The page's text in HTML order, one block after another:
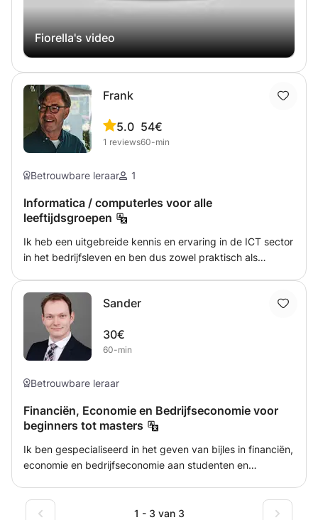
Fiorella's video
Frank
5.0
1 reviews
54€
60-min
Betrouwbare leraar 1
Informatica / computerles voor alle
leeftijdsgroepen
Ik heb een uitgebreide kennis en ervaring in de ICT sector
in het bedrijfsleven en ben dus zowel praktisch als
MBO. Dit kan On-line (dus op afstand) of face-en-face
Sander
30€
60-min
Betrouwbare leraar
Financiën, Economie en Bedrijfseconomie voor
beginners tot masters
Ik ben gespecialiseerd in het geven van bijles in financiën,
economie en bedrijfseconomie aan studenten en
doen. Omdat ik een groot voorstander ben van leren door
1 - 3 van 3